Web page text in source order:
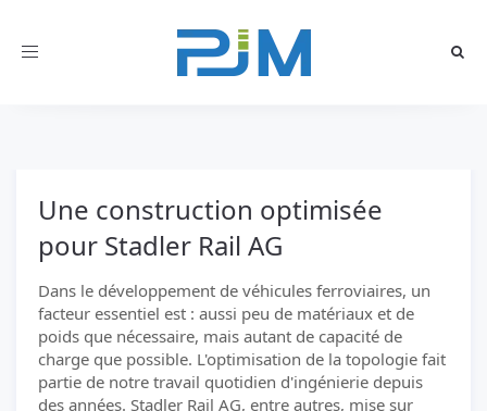
Toggle
Une construction optimisée
pour Stadler Rail AG
Dans le développement de véhicules ferroviaires, un
facteur essentiel est : aussi peu de matériaux et de
poids que nécessaire, mais autant de capacité de
charge que possible. L'optimisation de la topologie fait
partie de notre travail quotidien d'ingénierie depuis
des années. Stadler Rail AG, entre autres, mise sur